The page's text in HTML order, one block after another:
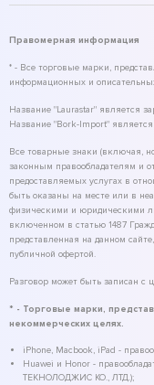
Правомерная информация
* - Все торговые марки,
информационных и
Название "Laurastar" является
Название "Bork-Import"
Все товарные знаки (включая,
законным правообладателям и
предоставляемых услугах в
быть оказаны на месте или в
физическими и юридическими
включенном в статью 1487
представленная на данном
публичной офертой.
Разговор может быть записан
* - Торговые марки,
некоммерческих целях.
iPhone, Macbook, iPad -
Huawei и Honor -
ТЕКНОЛОДЖИС КО., ЛТД.);